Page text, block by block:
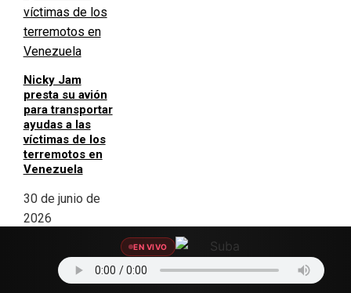
Nicky Jam
presta su avión
para transportar
ayudas a las
víctimas de los
terremotos en
Venezuela
30 de junio de
2026
EN VIVO